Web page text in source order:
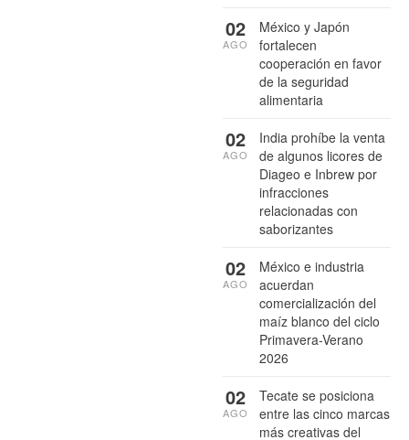
México y Japón
fortalecen
cooperación en favor
de la seguridad
alimentaria
02
AGO
India prohíbe la venta
de algunos licores de
Diageo e Inbrew por
infracciones
relacionadas con
saborizantes
02
AGO
México e industria
acuerdan
comercialización del
maíz blanco del ciclo
Primavera-Verano
2026
02
AGO
Tecate se posiciona
entre las cinco marcas
más creativas del
02
AGO